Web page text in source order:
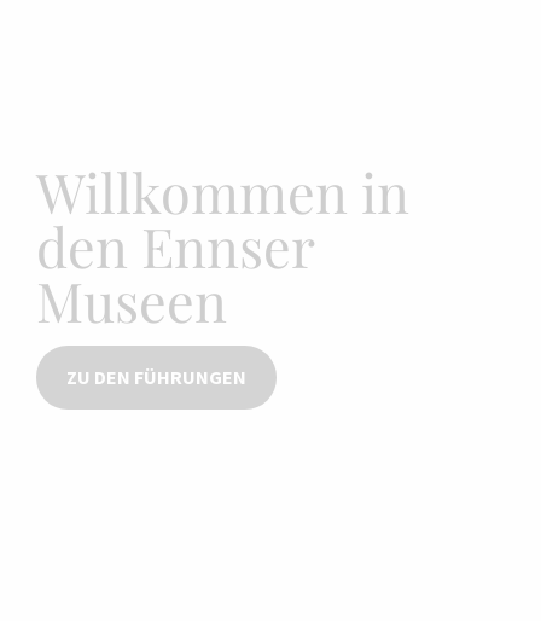
Willkommen in
den Ennser
Museen
ZU DEN FÜHRUNGEN